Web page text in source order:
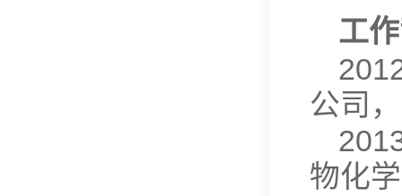
工
公司
物化